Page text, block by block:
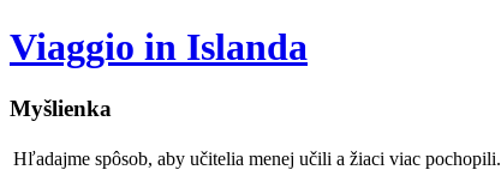
Viaggio in Islanda
Myšlienka
Hľadajme spôsob, aby učitelia menej učili a žiaci viac pochopili.